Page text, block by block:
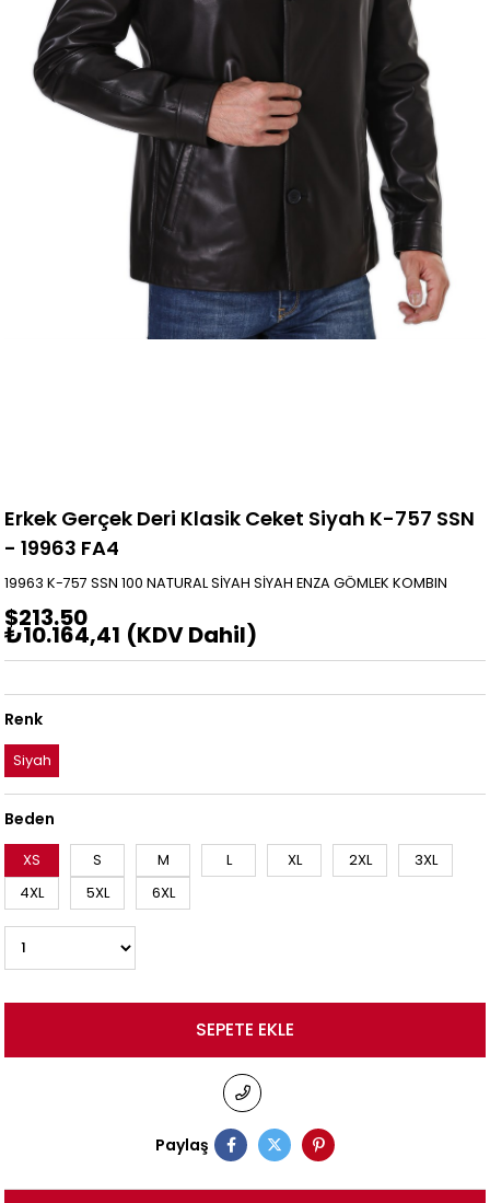
Erkek Gerçek Deri Klasik Ceket Siyah K-757 SSN
- 19963 FA4
19963 K-757 SSN 100 NATURAL SİYAH SİYAH ENZA GÖMLEK KOMBIN
$213.50
₺10.164,41 (KDV Dahil)
Renk
Siyah
Beden
XS S M L XL 2XL
3XL
4XL
5XL 6XL
Paylaş